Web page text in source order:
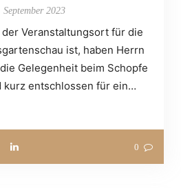
September 2023
Veranstaltungsort für die
ist, haben Herrn
Gelegenheit beim Schopfe
kurz entschlossen für ein…
0